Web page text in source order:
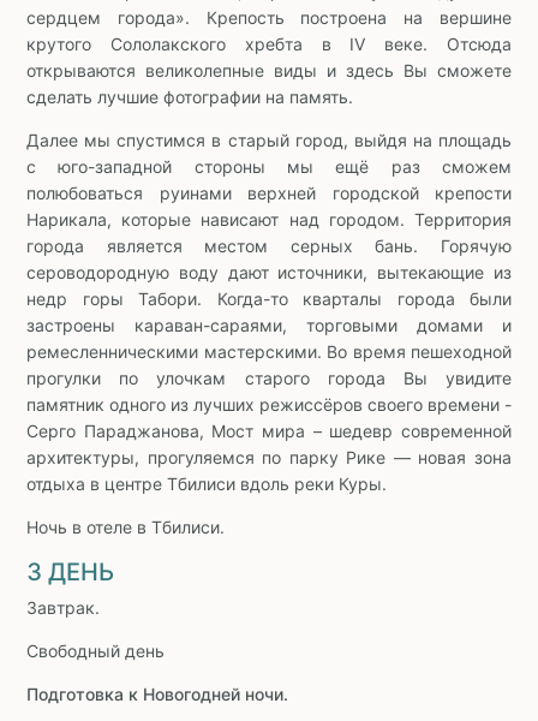
сердцем города». Крепость построена на вершине
крутого Сололакского хребта в IV веке. Отсюда
открываются великолепные виды и здесь Вы сможете
сделать лучшие фотографии на память.
Далее мы спустимся в старый город, выйдя на площадь
с юго-западной стороны мы ещё раз сможем
полюбоваться руинами верхней городской крепости
Нарикала, которые нависают над городом. Территория
города является местом серных бань. Горячую
сероводородную воду дают источники, вытекающие из
недр горы Табори. Когда-то кварталы города были
застроены караван-сараями, торговыми домами и
ремесленническими мастерскими. Во время пешеходной
прогулки по улочкам старого города Вы увидите
памятник одного из лучших режиссёров своего времени -
Серго Параджанова, Мост мира – шедевр современной
архитектуры, прогуляемся по парку Рике — новая зона
отдыха в центре Тбилиси вдоль реки Куры.
Ночь в отеле в Тбилиси.
3 ДЕНЬ
Завтрак.
Свободный день
Подготовка к Новогодней ночи.